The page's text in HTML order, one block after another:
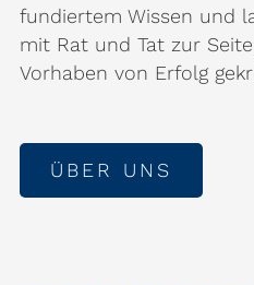
fundiertem Wissen und
mit Rat und Tat zur
Vorhaben von Erfolg
ÜBER UNS